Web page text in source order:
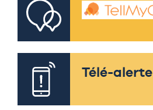
Télé-alerte